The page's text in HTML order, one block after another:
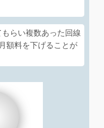
らい複数あった回線
額料を下げることが